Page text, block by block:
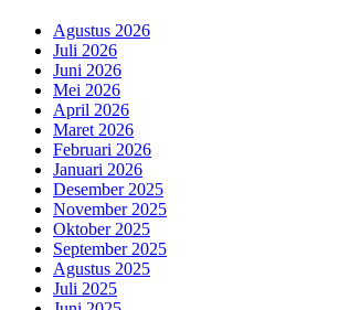
Agustus 2026
Juli 2026
Juni 2026
Mei 2026
April 2026
Maret 2026
Februari 2026
Januari 2026
Desember 2025
November 2025
Oktober 2025
September 2025
Agustus 2025
Juli 2025